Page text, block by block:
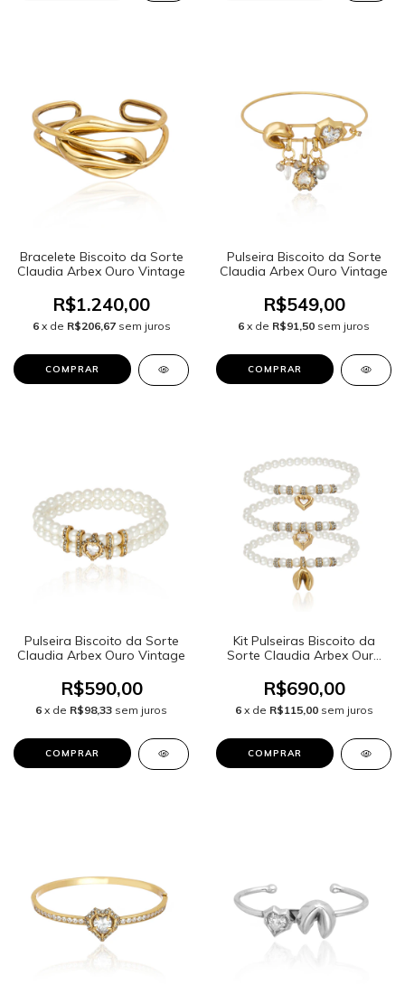
Bracelete Biscoito da Sorte
Claudia Arbex Ouro Vintage
R$1.240,00
6 x de R$206,67 sem juros
Pulseira Biscoito da Sorte
Claudia Arbex Ouro Vintage
R$549,00
6 x de R$91,50 sem juros
Pulseira Biscoito da Sorte
Claudia Arbex Ouro Vintage
R$590,00
6 x de R$98,33 sem juros
Kit Pulseiras Biscoito da
Sorte Claudia Arbex Ouro
R$690,00
6 x de R$115,00 sem juros